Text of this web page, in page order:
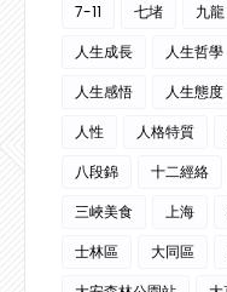
7-11
七堵 九龍
人生成長
人生哲學
人生感悟
人生態度
人性
人格特質
八段錦
十二經絡
三峽美食
上海
士林區
大同區